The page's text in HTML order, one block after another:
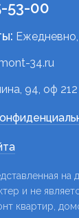
53-00
34.ru
94, оф 212
на
и не
квартир,